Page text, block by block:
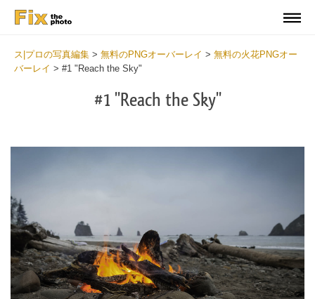
ス|プロの写真編集 > 無料のPNGオーバーレイ > 無料の火花PNGオー
バーレイ > #1 "Reach the Sky"
#1 "Reach the Sky"